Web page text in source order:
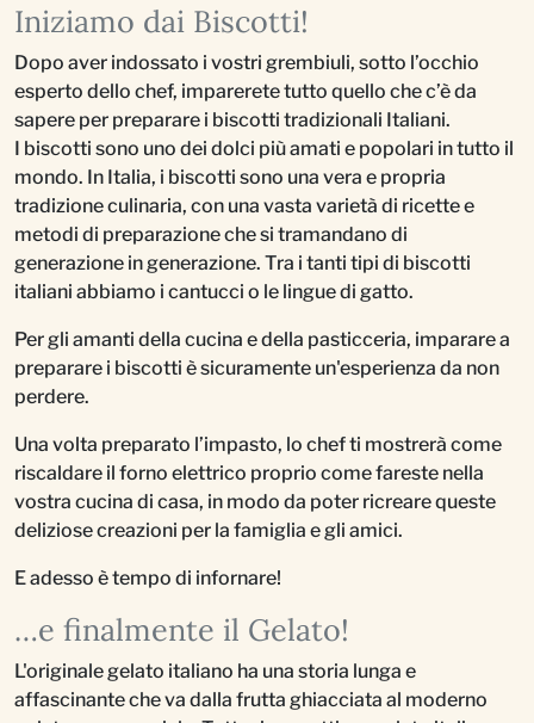
Iniziamo dai Biscotti!
Dopo aver indossato i vostri grembiuli, sotto l’occhio
esperto dello chef, imparerete tutto quello che c’è da
sapere per preparare i biscotti tradizionali Italiani.
I biscotti sono uno dei dolci più amati e popolari in tutto il
mondo. In Italia, i biscotti sono una vera e propria
tradizione culinaria, con una vasta varietà di ricette e
metodi di preparazione che si tramandano di
generazione in generazione. Tra i tanti tipi di biscotti
italiani abbiamo i cantucci o le lingue di gatto.
Per gli amanti della cucina e della pasticceria, imparare a
preparare i biscotti è sicuramente un'esperienza da non
perdere.
Una volta preparato l’impasto, lo chef ti mostrerà come
riscaldare il forno elettrico proprio come fareste nella
vostra cucina di casa, in modo da poter ricreare queste
deliziose creazioni per la famiglia e gli amici.
E adesso è tempo di infornare!
…e finalmente il Gelato!
L'originale gelato italiano ha una storia lunga e
affascinante che va dalla frutta ghiacciata al moderno